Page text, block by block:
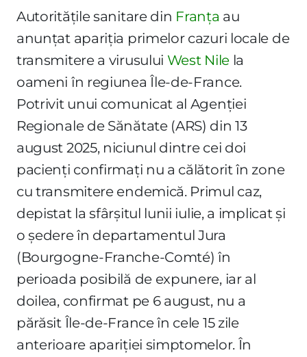
Autoritățile sanitare din Franța au
anunțat apariția primelor cazuri locale de
transmitere a virusului West Nile la
oameni în regiunea Île-de-France.
Potrivit unui comunicat al Agenției
Regionale de Sănătate (ARS) din 13
august 2025, niciunul dintre cei doi
pacienți confirmați nu a călătorit în zone
cu transmitere endemică. Primul caz,
depistat la sfârșitul lunii iulie, a implicat și
o ședere în departamentul Jura
(Bourgogne-Franche-Comté) în
perioada posibilă de expunere, iar al
doilea, confirmat pe 6 august, nu a
părăsit Île-de-France în cele 15 zile
anterioare apariției simptomelor. În